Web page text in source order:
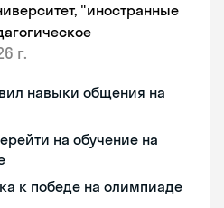
"иностранные
г.
навыки общения на
на обучение на
к победе на олимпиаде